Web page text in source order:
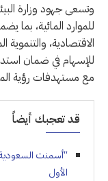
وتسعى جهود وزارة
للموارد المائية، بما
الاقتصادية، والتنموية
للإسهام في ضمان
مع مستهدفات رؤية
قد تعجبك أيضاً
الأول